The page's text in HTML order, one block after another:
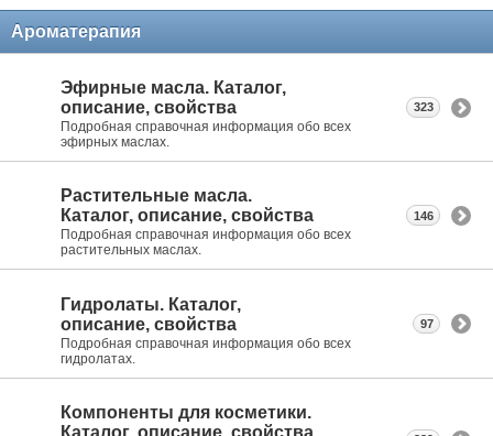
Ароматерапия
Эфирные масла. Каталог,
описание, свойства
Подробная справочная информация обо всех
эфирных маслах.
323
Растительные масла.
Каталог, описание, свойства
Подробная справочная информация обо всех
растительных маслах.
146
Гидролаты. Каталог,
описание, свойства
Подробная справочная информация обо всех
гидролатах.
97
Компоненты для косметики.
Каталог, описание, свойства